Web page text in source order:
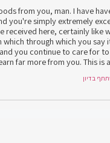
from you, man. I have
you're simply extremely
received here, certainly like
which through which you say
you continue to care for
far more from you. This is
בדיון